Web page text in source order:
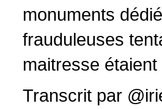
monuments
frauduleuses
maitresse
Transcrit par